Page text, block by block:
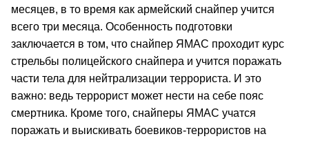
месяцев, в то время как армейский снайпер учится
всего три месяца. Особенность подготовки
заключается в том, что снайпер ЯМАС проходит курс
стрельбы полицейского снайпера и учится поражать
части тела для нейтрализации террориста. И это
важно: ведь террорист может нести на себе пояс
смертника. Кроме того, снайперы ЯМАС учатся
поражать и выискивать боевиков-террористов на